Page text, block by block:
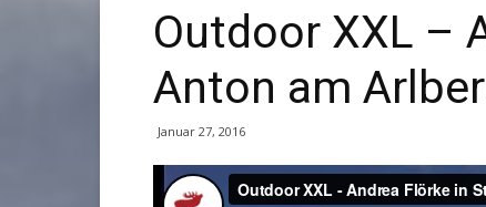
Outdoor XXL –
Anton am
Januar 27, 2016